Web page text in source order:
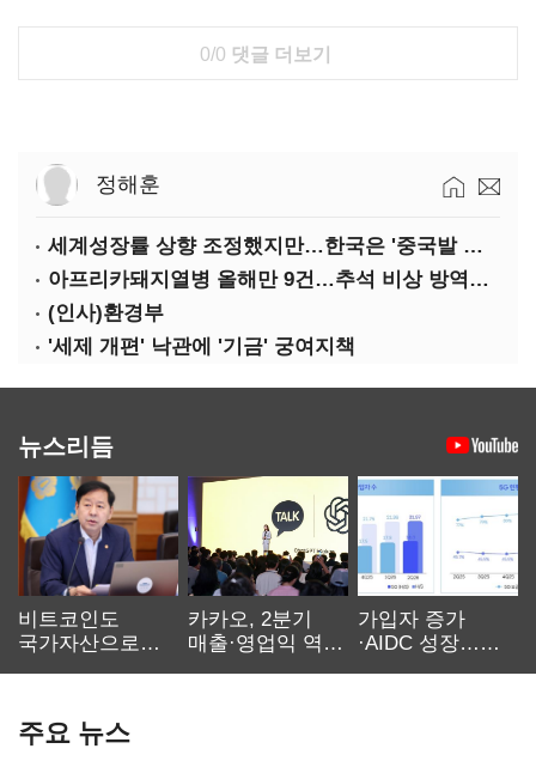
0/0 댓글 더보기
정해훈
세계성장률 상향 조정했지만…한국은 '중국발 살얼음판'
아프리카돼지열병 올해만 9건…추석 비상 방역에 '총력'
(인사)환경부
'세제 개편' 낙관에 '기금' 궁여지책
뉴스리듬
비트코인도
국가자산으로…'
카카오, 2분기
매출·영업익 역대
가입자 증가
·AIDC 성장…
주요 뉴스